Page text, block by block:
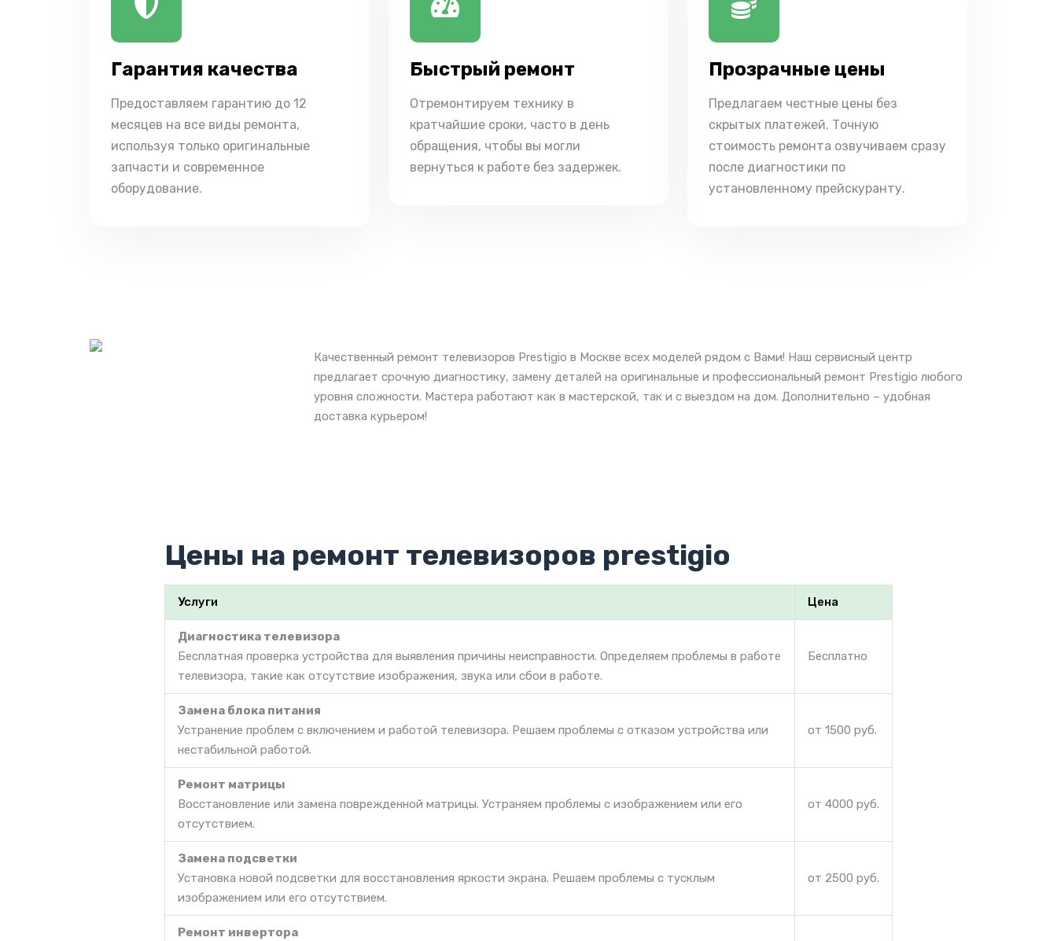
Гарантия качества
Предоставляем гарантию до 12
месяцев на все виды ремонта,
используя только оригинальные
запчасти и современное
оборудование.
Быстрый ремонт
Отремонтируем технику в
кратчайшие сроки, часто в день
обращения, чтобы вы могли
вернуться к работе без задержек.
Прозрачные цены
Предлагаем честные цены без
скрытых платежей. Точную
стоимость ремонта озвучиваем сразу
после диагностики по
установленному прейскуранту.
Качественный ремонт телевизоров Prestigio в Москве всех моделей рядом с Вами! Наш сервисный центр
предлагает срочную диагностику, замену деталей на оригинальные и профессиональный ремонт Prestigio любого
уровня сложности. Мастера работают как в мастерской, так и с выездом на дом. Дополнительно – удобная
доставка курьером!
Цены на ремонт телевизоров prestigio
Услуги Цена
Диагностика телевизора
Бесплатная проверка устройства для выявления причины неисправности. Определяем проблемы в работе
телевизора, такие как отсутствие изображения, звука или сбои в работе.
Бесплатно
Замена блока питания
Устранение проблем с включением и работой телевизора. Решаем проблемы с отказом устройства или
нестабильной работой.
от 1500 руб.
Ремонт матрицы
Восстановление или замена поврежденной матрицы. Устраняем проблемы с изображением или его
отсутствием.
от 4000 руб.
Замена подсветки
Установка новой подсветки для восстановления яркости экрана. Решаем проблемы с тусклым
изображением или его отсутствием.
от 2500 руб.
Ремонт инвертора